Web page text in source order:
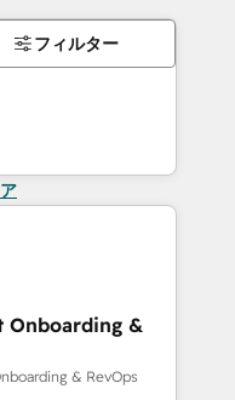
フィルター
Onboarding &
& RevOps